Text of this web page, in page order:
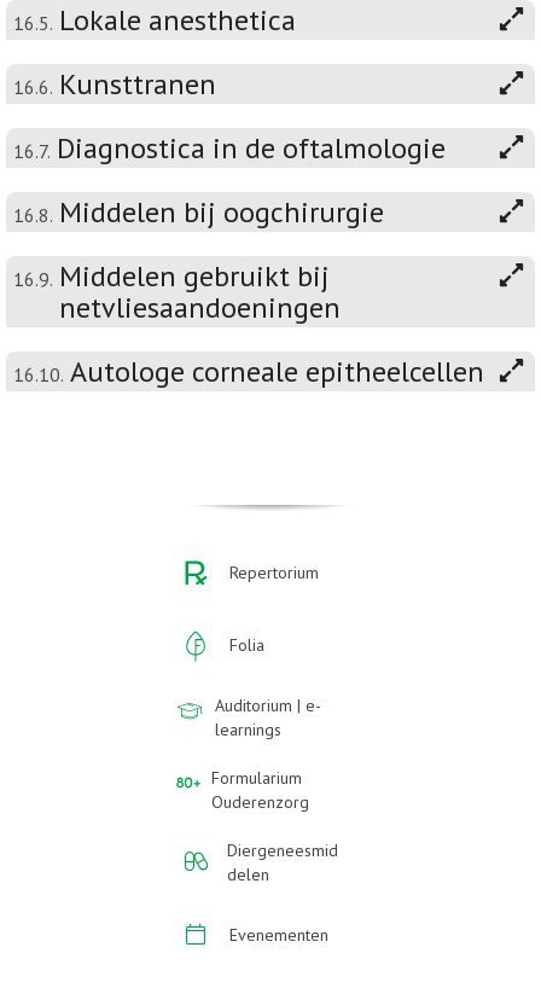
16.5. Lokale anesthetica
16.6. Kunsttranen
16.7. Diagnostica in de oftalmologie
16.8. Middelen bij oogchirurgie
16.9. Middelen gebruikt bij
netvliesaandoeningen
16.10. Autologe corneale epitheelcellen
Repertorium
Folia
Auditorium | e-
learnings
Formularium
Ouderenzorg
Diergeneesmid
delen
Evenementen